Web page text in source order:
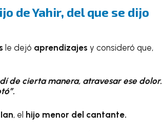
de Yahir, del que se dijo
le dejó aprendizajes y consideró que,
de cierta manera, atravesar ese dolor.
Ian, el hijo menor del cantante.